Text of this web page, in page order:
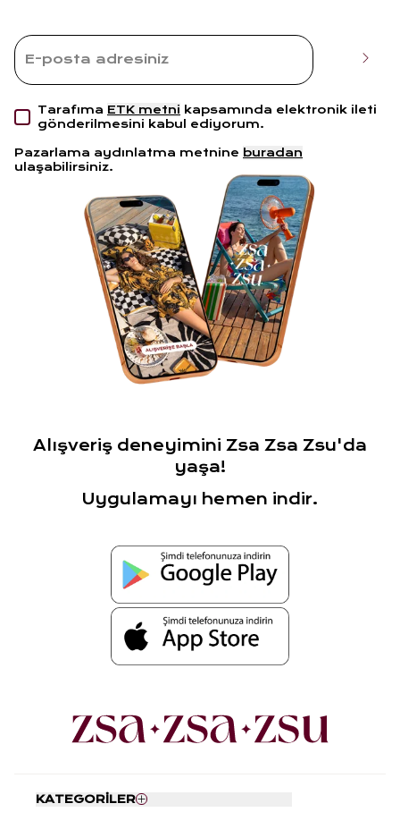
Tarafıma ETK metni kapsamında elektronik ileti
gönderilmesini kabul ediyorum.
Pazarlama aydınlatma metnine buradan
ulaşabilirsiniz.
Alışveriş deneyimini Zsa Zsa Zsu'da
yaşa!
Uygulamayı hemen indir.
KATEGORİLER